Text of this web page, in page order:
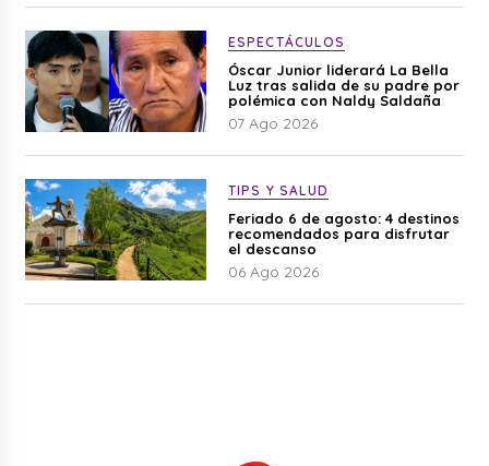
ESPECTÁCULOS
Óscar Junior liderará La Bella
Luz tras salida de su padre por
polémica con Naldy Saldaña
07 Ago 2026
TIPS Y SALUD
Feriado 6 de agosto: 4 destinos
recomendados para disfrutar
el descanso
06 Ago 2026